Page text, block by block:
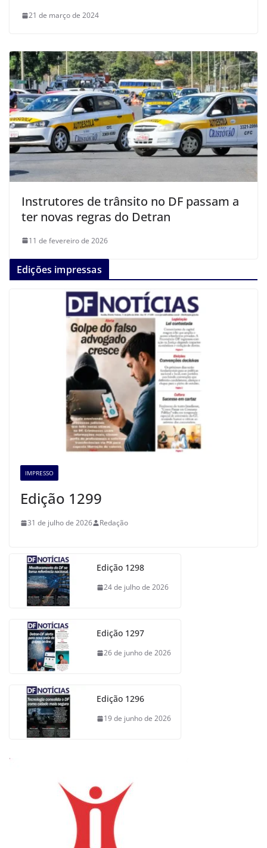
21 de março de 2024
Instrutores de trânsito no DF passam a
ter novas regras do Detran
11 de fevereiro de 2026
Edições impressas
IMPRESSO
Edição 1299
31 de julho de 2026 Redação
Edição 1298
24 de julho de 2026
Edição 1297
26 de junho de 2026
Edição 1296
19 de junho de 2026